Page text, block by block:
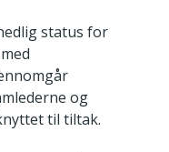
status for
og
til tiltak.